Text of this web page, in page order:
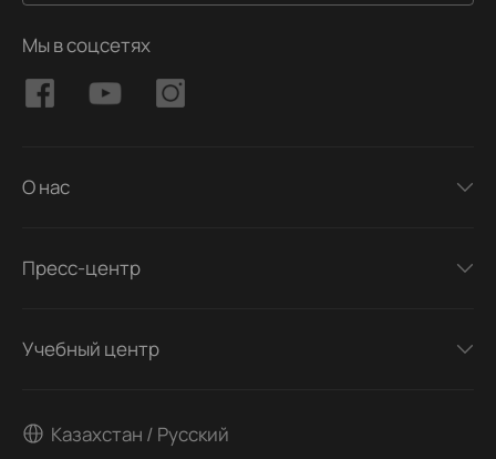
Мы в соцсетях
О нас
Пресс-центр
Учебный центр
Казахстан / Русский